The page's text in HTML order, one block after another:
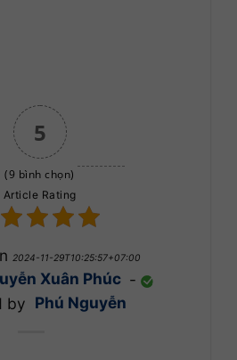
5
(9 bình chọn)
Article Rating
2024-11-29T10:25:57+07:00
Xuân Phúc -
by Phú Nguyễn